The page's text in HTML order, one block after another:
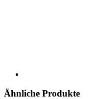
Ähnliche Produkte